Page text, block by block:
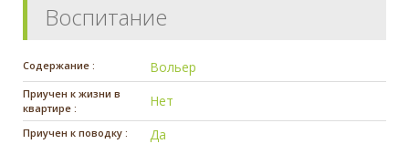
Воспитание
Содержание : Вольер
Приучен к жизни в
квартире :
Нет
Приучен к поводку : Да